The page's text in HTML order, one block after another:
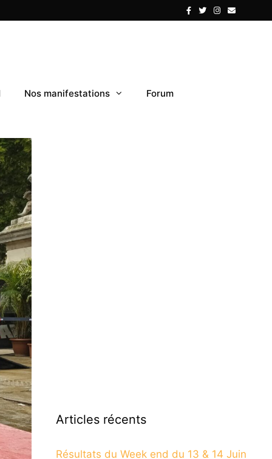
Nos manifestations Forum
Articles récents
Résultats du Week end du 13 & 14 Juin